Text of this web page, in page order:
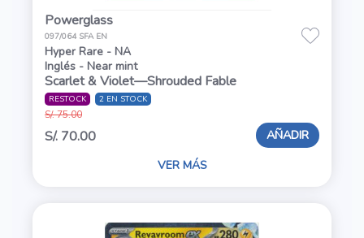
Powerglass
097/064 SFA EN
Hyper Rare - NA
Inglés - Near mint
Scarlet & Violet—Shrouded Fable
RESTOCK 2 EN STOCK
S/. 75.00
S/. 70.00 AÑADIR
VER MÁS